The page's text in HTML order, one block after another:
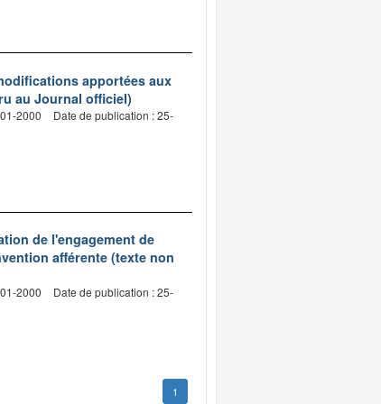
apportées aux
au Journal officiel)
2000
Date de publication : 25-
de l'engagement de
afférente (texte non
2000
Date de publication : 25-
1